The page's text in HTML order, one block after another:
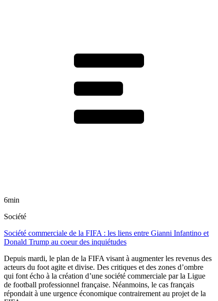
6min
Société
Société commerciale de la FIFA : les liens entre Gianni Infantino et
Donald Trump au coeur des inquiétudes
Depuis mardi, le plan de la FIFA visant à augmenter les revenus des
acteurs du foot agite et divise. Des critiques et des zones d’ombre
qui font écho à la création d’une société commerciale par la Ligue
de football professionnel française. Néanmoins, le cas français
répondait à une urgence économique contrairement au projet de la